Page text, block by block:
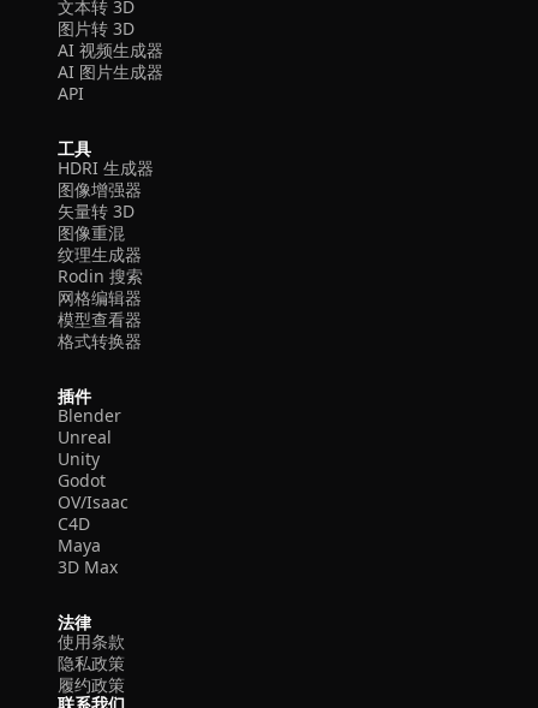
文本转 3D
图片转 3D
AI 视频生成器
AI 图片生成器
API
工具
HDRI 生成器
图像增强器
矢量转 3D
图像重混
纹理生成器
Rodin 搜索
网格编辑器
模型查看器
格式转换器
插件
Blender
Unreal
Unity
Godot
OV/Isaac
C4D
Maya
3D Max
法律
使用条款
隐私政策
履约政策